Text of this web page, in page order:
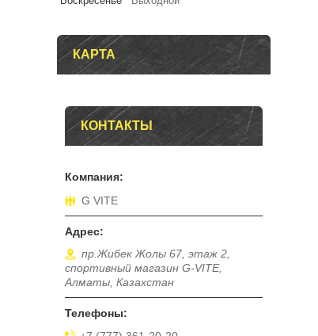
КАРТА
КОНТАКТЫ
G VITE
пр.Жибек Жолы 67, этаж 2,
спортивный магазин G-VITE,
Алматы, Казахстан